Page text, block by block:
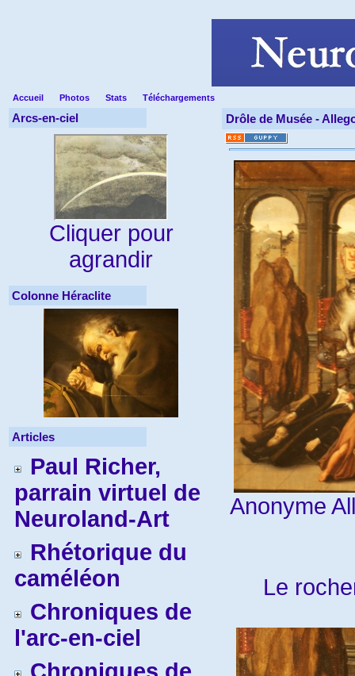
Accueil Photos Stats Téléchargements
Arcs-en-ciel
Cliquer pour
agrandir
Colonne Héraclite
Articles
Paul Richer,
parrain virtuel de
Neuroland-Art
Rhétorique du
caméléon
Chroniques de
l'arc-en-ciel
Drôle de Musée -
Anonyme
Le